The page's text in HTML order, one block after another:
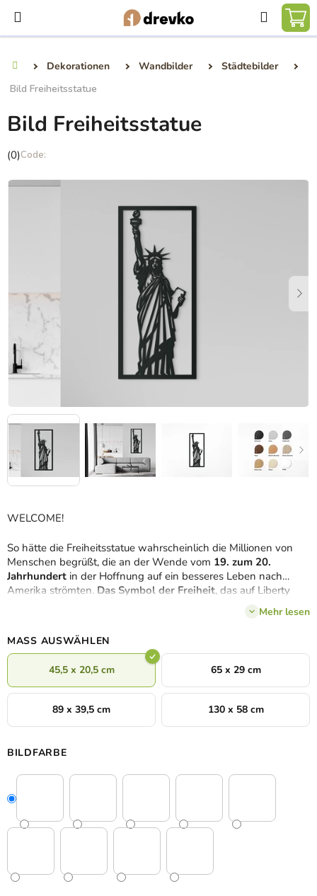
Inhalt
springen
Suchen
Dekorationen Wandbilder
Städtebilder
Bild Freiheitsstatue
WELCOME!
So hätte die Freiheitsstatue wahrscheinlich die Millionen von
Menschen begrüßt, die an der Wende vom 19. zum 20.
Jahrhundert in der Hoffnung auf ein besseres Leben nach
Amerika strömten. Das Symbol der Freiheit, das auf Liberty
Island thront, ist auch heute noch ein Wahrzeichen und die
beschlossen haben, dass sie unter den Wahrzeichen der Welt
nicht fehlen darf, fängt das Holzbild der Freiheitsstatue ihre
majestätische Silhouette in
3 Größen
Mehr lesen
MASS AUSWÄHLEN
45,5 x 20,5 cm 65 x 29 cm
89 x 39,5 cm 130 x 58 cm
BILDFARBE
Bild Freiheitsstatue
Die
Produktbewertung
(0)